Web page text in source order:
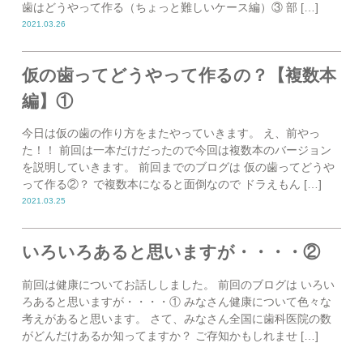
歯はどうやって作る（ちょっと難しいケース編）③ 部 […]
2021.03.26
仮の歯ってどうやって作るの？【複数本
編】①
今日は仮の歯の作り方をまたやっていきます。 え、前やっ
た！！ 前回は一本だけだったので今回は複数本のバージョン
を説明していきます。 前回までのブログは 仮の歯ってどうや
って作る②？ で複数本になると面倒なので ドラえもん […]
2021.03.25
いろいろあると思いますが・・・・②
前回は健康についてお話ししました。 前回のブログは いろい
ろあると思いますが・・・・① みなさん健康について色々な
考えがあると思います。 さて、みなさん全国に歯科医院の数
がどんだけあるか知ってますか？ ご存知かもしれませ […]